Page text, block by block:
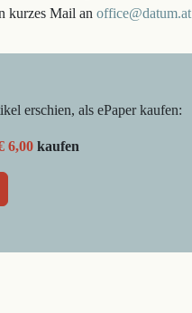
kurzes Mail anoffice@datum.at
erschien, als ePaper kaufen:
6,00 kaufen